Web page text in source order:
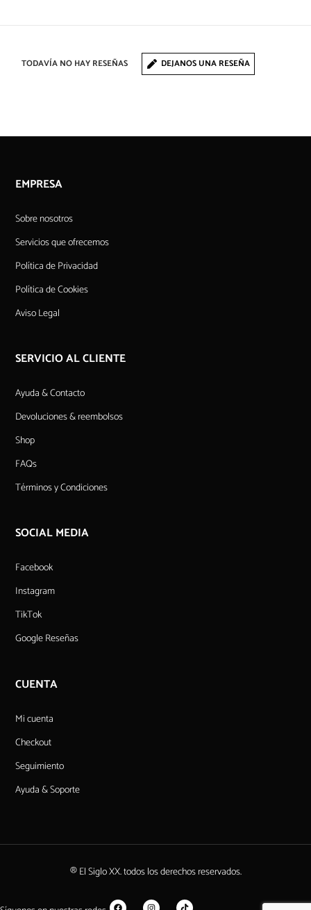
TODAVÍA NO HAY RESEÑAS DEJANOS UNA RESEÑA
EMPRESA
Sobre nosotros
Servicios que ofrecemos
Política de Privacidad
Política de Cookies
Aviso Legal
SERVICIO AL CLIENTE
Ayuda & Contacto
Devoluciones & reembolsos
Shop
FAQs
Términos y Condiciones
SOCIAL MEDIA
Facebook
Instagram
TikTok
Google Reseñas
CUENTA
Mi cuenta
Checkout
Seguimiento
Ayuda & Soporte
® El Siglo XX. todos los derechos reservados.